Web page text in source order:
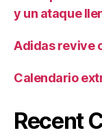
y un ataque
Adidas revive
Calendario
Recent